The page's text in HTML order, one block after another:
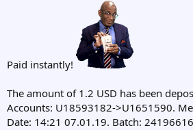
Paid instantly!
The amount of 1.2 USD has been
Accounts: U18593182->U1651590.
Date: 14:21 07.01.19. Batch: